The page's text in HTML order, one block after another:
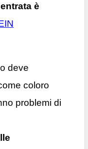
è
deve
coloro
problemi di